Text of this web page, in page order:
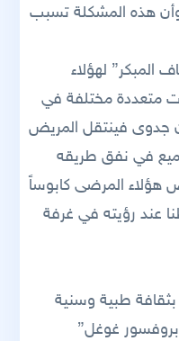
هذه المشكلة تسبب
المبكر” لهؤلاء
متعددة مختلفة في
جدوى فينتقل المريض
في نفق طريقه
المرضى كابوساً
عند رؤيته في غرفة
طبية وسنية
غوغل”